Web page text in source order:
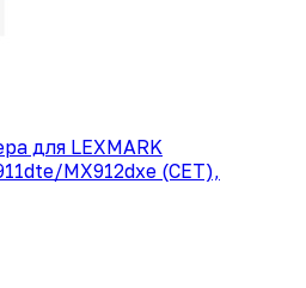
для LEXMARK
MX912dxe (CET),